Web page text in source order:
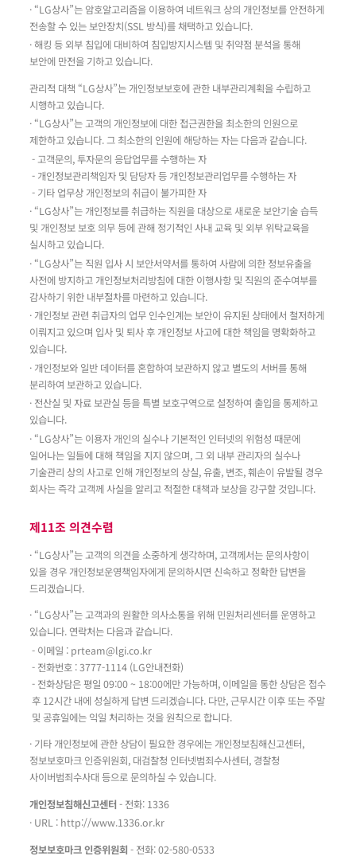
· “LG상사”는 암호알고리즘을 이용하여 네트워크 상의 개인정보를 안전하게
전송할 수 있는 보안장치(SSL 방식)를 채택하고 있습니다.
· 해킹 등 외부 침입에 대비하여 침입방지시스템 및 취약점 분석을 통해
보안에 만전을 기하고 있습니다.
관리적 대책 “LG상사”는 개인정보보호에 관한 내부관리계획을 수립하고
시행하고 있습니다.
· “LG상사”는 고객의 개인정보에 대한 접근권한을 최소한의 인원으로
제한하고 있습니다. 그 최소한의 인원에 해당하는 자는 다음과 같습니다.
- 고객문의, 투자문의 응답업무를 수행하는 자
- 개인정보관리책임자 및 담당자 등 개인정보관리업무를 수행하는 자
- 기타 업무상 개인정보의 취급이 불가피한 자
· “LG상사”는 개인정보를 취급하는 직원을 대상으로 새로운 보안기술 습득
및 개인정보 보호 의무 등에 관해 정기적인 사내 교육 및 외부 위탁교육을
실시하고 있습니다.
· “LG상사”는 직원 입사 시 보안서약서를 통하여 사람에 의한 정보유출을
사전에 방지하고 개인정보처리방침에 대한 이행사항 및 직원의 준수여부를
감사하기 위한 내부절차를 마련하고 있습니다.
· 개인정보 관련 취급자의 업무 인수인계는 보안이 유지된 상태에서 철저하게
이뤄지고 있으며 입사 및 퇴사 후 개인정보 사고에 대한 책임을 명확화하고
있습니다.
· 개인정보와 일반 데이터를 혼합하여 보관하지 않고 별도의 서버를 통해
분리하여 보관하고 있습니다.
· 전산실 및 자료 보관실 등을 특별 보호구역으로 설정하여 출입을 통제하고
있습니다.
· “LG상사”는 이용자 개인의 실수나 기본적인 인터넷의 위험성 때문에
일어나는 일들에 대해 책임을 지지 않으며, 그 외 내부 관리자의 실수나
기술관리 상의 사고로 인해 개인정보의 상실, 유출, 변조, 훼손이 유발될 경우
회사는 즉각 고객께 사실을 알리고 적절한 대책과 보상을 강구할 것입니다.
제11조 의견수렴
· “LG상사”는 고객의 의견을 소중하게 생각하며, 고객께서는 문의사항이
있을 경우 개인정보운영책임자에게 문의하시면 신속하고 정확한 답변을
드리겠습니다.
· “LG상사”는 고객과의 원활한 의사소통을 위해 민원처리센터를 운영하고
있습니다. 연락처는 다음과 같습니다.
- 이메일 : prteam@lgi.co.kr
- 전화번호 : 3777-1114 (LG안내전화)
- 전화상담은 평일 09:00 ~ 18:00에만 가능하며, 이메일을 통한 상담은 접수
후 12시간 내에 성실하게 답변 드리겠습니다. 다만, 근무시간 이후 또는 주말
및 공휴일에는 익일 처리하는 것을 원칙으로 합니다.
· 기타 개인정보에 관한 상담이 필요한 경우에는 개인정보침해신고센터,
정보보호마크 인증위원회, 대검찰청 인터넷범죄수사센터, 경찰청
사이버범죄수사대 등으로 문의하실 수 있습니다.
개인정보침해신고센터 - 전화: 1336
· URL : http://www.1336.or.kr
정보보호마크 인증위원회 - 전화: 02-580-0533